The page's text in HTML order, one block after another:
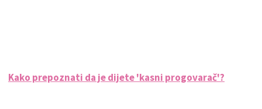
Kako prepoznati da je dijete 'kasni progovarač'?